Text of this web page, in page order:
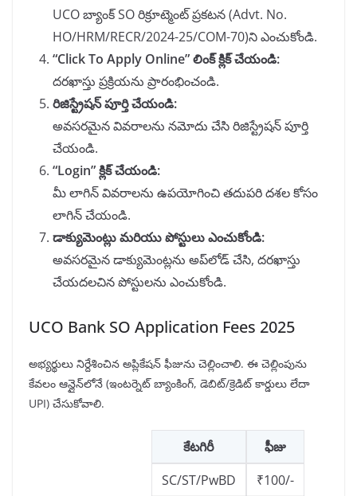
UCO బ్యాంక్ SO రిక్రూట్మెంట్ ప్రకటన (Advt. No.
HO/HRM/RECR/2024-25/COM-70)ని ఎంచుకోండి.
“Click To Apply Online” లింక్ క్లిక్ చేయండి:
దరఖాస్తు ప్రక్రియను ప్రారంభించండి.
రిజిస్ట్రేషన్ పూర్తి చేయండి:
అవసరమైన వివరాలను నమోదు చేసి రిజిస్ట్రేషన్ పూర్తి
చేయండి.
“Login” క్లిక్ చేయండి:
మీ లాగిన్ వివరాలను ఉపయోగించి తదుపరి దశల కోసం
లాగిన్ చేయండి.
డాక్యుమెంట్లు మరియు పోస్టులు ఎంచుకోండి:
అవసరమైన డాక్యుమెంట్లను అప్‌లోడ్ చేసి, దరఖాస్తు
చేయదలచిన పోస్టులను ఎంచుకోండి.
UCO Bank SO Application Fees 2025
అభ్యర్థులు నిర్దేశించిన అప్లికేషన్ ఫీజును చెల్లించాలి. ఈ చెల్లింపును
కేవలం ఆన్లైన్‌లోనే (ఇంటర్నెట్ బ్యాంకింగ్, డెబిట్/క్రెడిట్ కార్డులు లేదా
UPI) చేసుకోవాలి.
కేటగిరీ
ఫీజు
SC/ST/PwBD
₹100/-